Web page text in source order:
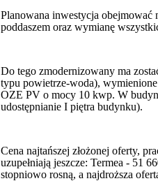
Planowana inwestycja
poddaszem oraz wymianę
Do tego zmodernizowany ma
typu powietrze-woda),
OZE PV o mocy 10 kwp. W
udostępnianie I piętra budynku).
Cena najtańszej złożonej oferty,
uzupełniają jeszcze: Termea - 51
stopniowo rosną, a najdroższa